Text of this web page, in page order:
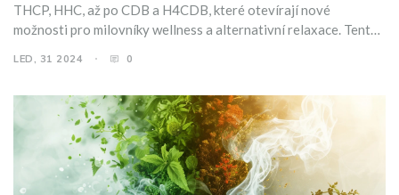
THCP, HHC, až po CDB a H4CDB, které otevírají nové
možnosti pro milovníky wellness a alternativní relaxace. Tento
jednotlivé kanabinoidy a jejich přínosy, a ukáže, jak Nine Realms
LED, 31 2024 0